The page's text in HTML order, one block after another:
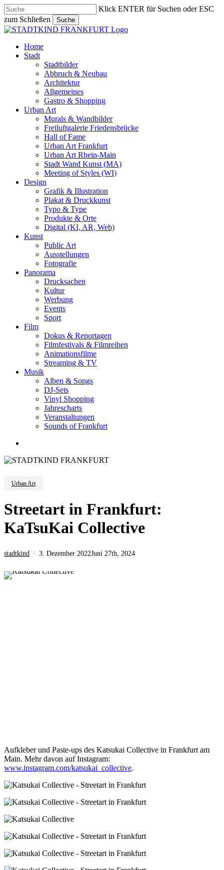
Skip
to
main
content
Klick ENTER für Suchen oder ESC
zum Schließen
Suche
Close
search
Menu
Home
Stadt
Stadtbilder
Abbruch & Neubau
Architektur
Allgemeines
Gastro & Shopping
Urban Art
Murals & Wandbilder
Freiluftgalerie Friedensbrücke
Hall of Fame
Urban Art Frankfurt
Urban Art Rhein-Main
Stadt Wand Kunst (MA)
Meeting of Styles (WI)
Design
Grafik & Illustration
Plakat & Druckkunst
Typo & Type
Produkte & Orte
Digital (KI, AR, Web)
Kunst
Public Art
Ausstellungen
Fotografie
Panorama
Drucksachen
Kultur
Werbung
Events
Sport
Film
Dokus & Reportagen
Filmfestivals & Filmreihen
Animationsfilme
Streaming & TV
Musik
Alben & Songs
DJ-Sets
Vinyl Shopping
Jahrescharts
Veranstaltungen
Sounds of Frankfurt
Urban Art
Streetart in Frankfurt:
KaTsuKai Collective
stadtkind 3. Dezember 2022Juni 27th, 2024
Aufkleber und Paste-ups des Katsukai Collective in Frankfurt am
Main. Mehr davon auf Instagram:
www.instagram.com/katsukai_collective.